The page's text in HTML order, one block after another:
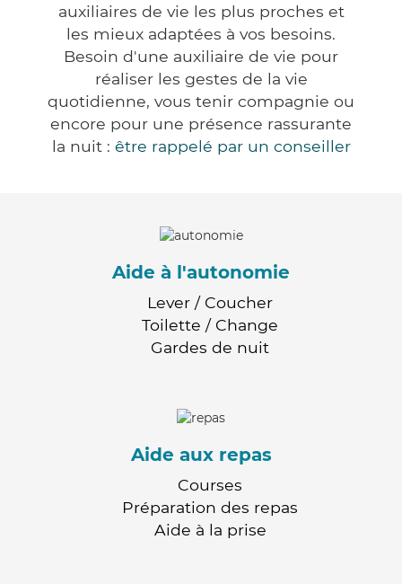
auxiliaires de vie les plus proches et
les mieux adaptées à vos besoins.
Besoin d'une auxiliaire de vie pour
réaliser les gestes de la vie
quotidienne, vous tenir compagnie ou
encore pour une présence rassurante
la nuit : être rappelé par un conseiller
Aide à l'autonomie
Lever / Coucher
Toilette / Change
Gardes de nuit
Aide aux repas
Courses
Préparation des repas
Aide à la prise